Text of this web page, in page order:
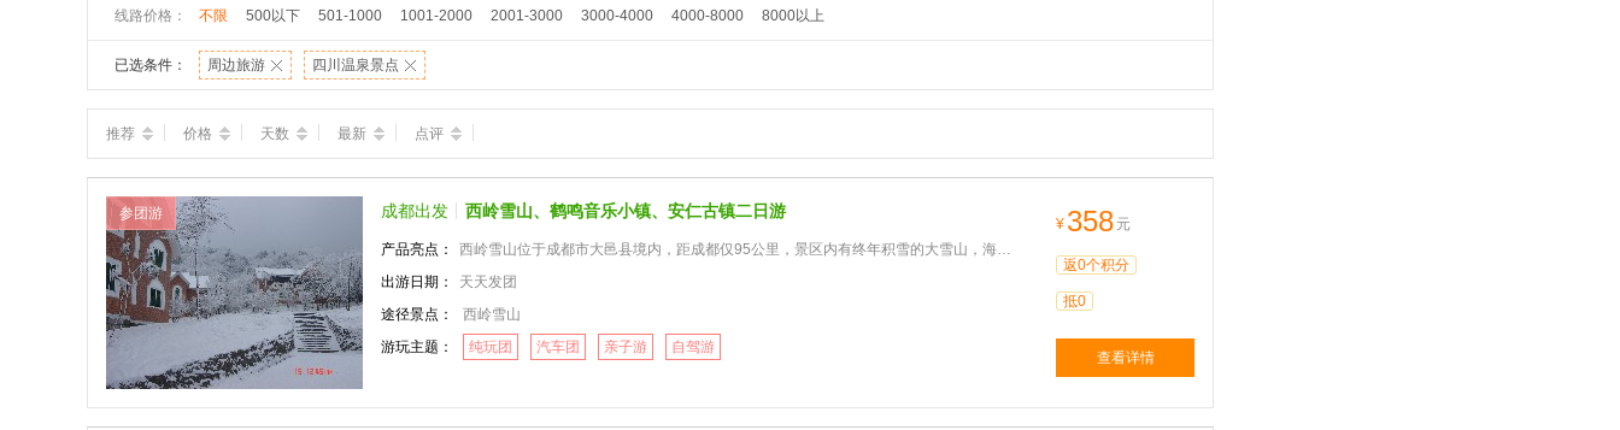
线路价格： 不限 500以下 501-1000 1001-2000 2001-3000 3000-4000 4000-8000 8000以上
已选条件： 周边旅游 四川温泉景点
推荐 价格 天数 最新 点评
参团游 成都出发 西岭雪山、鹤鸣音乐小镇、安仁古镇二日游
产品亮点：
西岭雪山位于成都市大邑县境内，距成都仅95公里，景区内有终年积雪的大雪山，海拔5364米为成都第一高峰，春天山花烂漫、高山杜鹃
出游日期：
天天发团
途径景点：
西岭雪山
游玩主题：
纯玩团 汽车团 亲子游 自驾游
¥ 358 元
返0个积分
抵0
查看详情